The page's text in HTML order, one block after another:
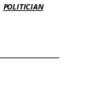
POLITICIAN